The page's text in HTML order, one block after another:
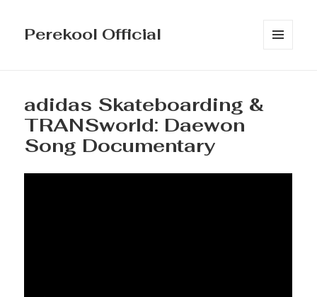
Perekool Official
adidas Skateboarding &
TRANSworld: Daewon
Song Documentary